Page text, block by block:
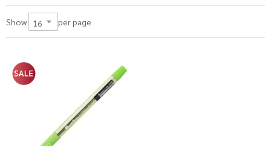
Show per page